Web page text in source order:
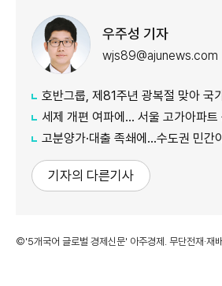
우주성 기자
wjs89@ajunews.com
호반그룹, 제81주년 광복절 맞아 국가유공자
세제 개편 여파에… 서울 고가아파트
고분양가·대출 족쇄에...수도권 민간아
기자의 다른기사
©'5개국어 글로벌 경제신문' 아주경제. 무단전재·재